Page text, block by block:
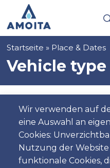
Inhalt
Wir verwenden auf
eine Auswahl an
Cookies:
Nutzung der
funktionale Cookies,
Pfadnavigation
Startseite Place & Dates
Vehicle type
Pickup
Standort